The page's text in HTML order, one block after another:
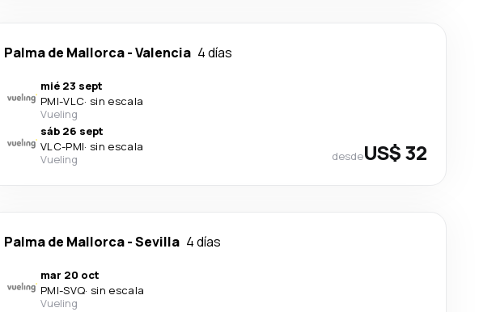
Palma de Mallorca-Valencia 4 días
mié 23 sept
PMI-VLC· sin escala
Vueling
sáb 26 sept
VLC-PMI· sin escala
Vueling
desdeUS$ 32
Palma de Mallorca-Sevilla 4 días
mar 20 oct
PMI-SVQ· sin escala
Vueling